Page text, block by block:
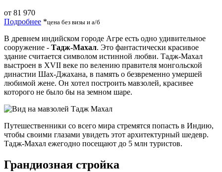
от 81 970
Подробнее *цена без визы и а/б
В древнем индийском городе Агре есть одно удивительное
сооружение - Тадж-Махал. Это фантастически красивое
здание считается символом истинной любви. Тадж-Махал
выстроен в XVII веке по велению правителя монгольской
династии Шах-Джахана, в память о безвременно умершей
любимой жене. Он хотел построить мавзолей, красивее
которого не было бы на земном шаре.
Путешественники со всего мира стремятся попасть в Индию,
чтобы своими глазами увидеть этот архитектурный шедевр.
Тадж-Махал ежегодно посещают до 5 млн туристов.
Грандиозная стройка